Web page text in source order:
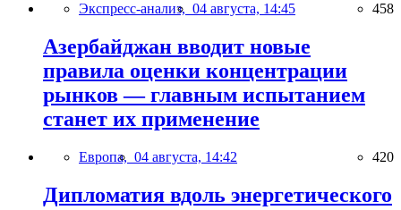
Экспресс-анализ, 04 августа, 14:45 458
Азербайджан вводит новые
правила оценки концентрации
рынков — главным испытанием
станет их применение
Европа, 04 августа, 14:42 420
Дипломатия вдоль энергетического